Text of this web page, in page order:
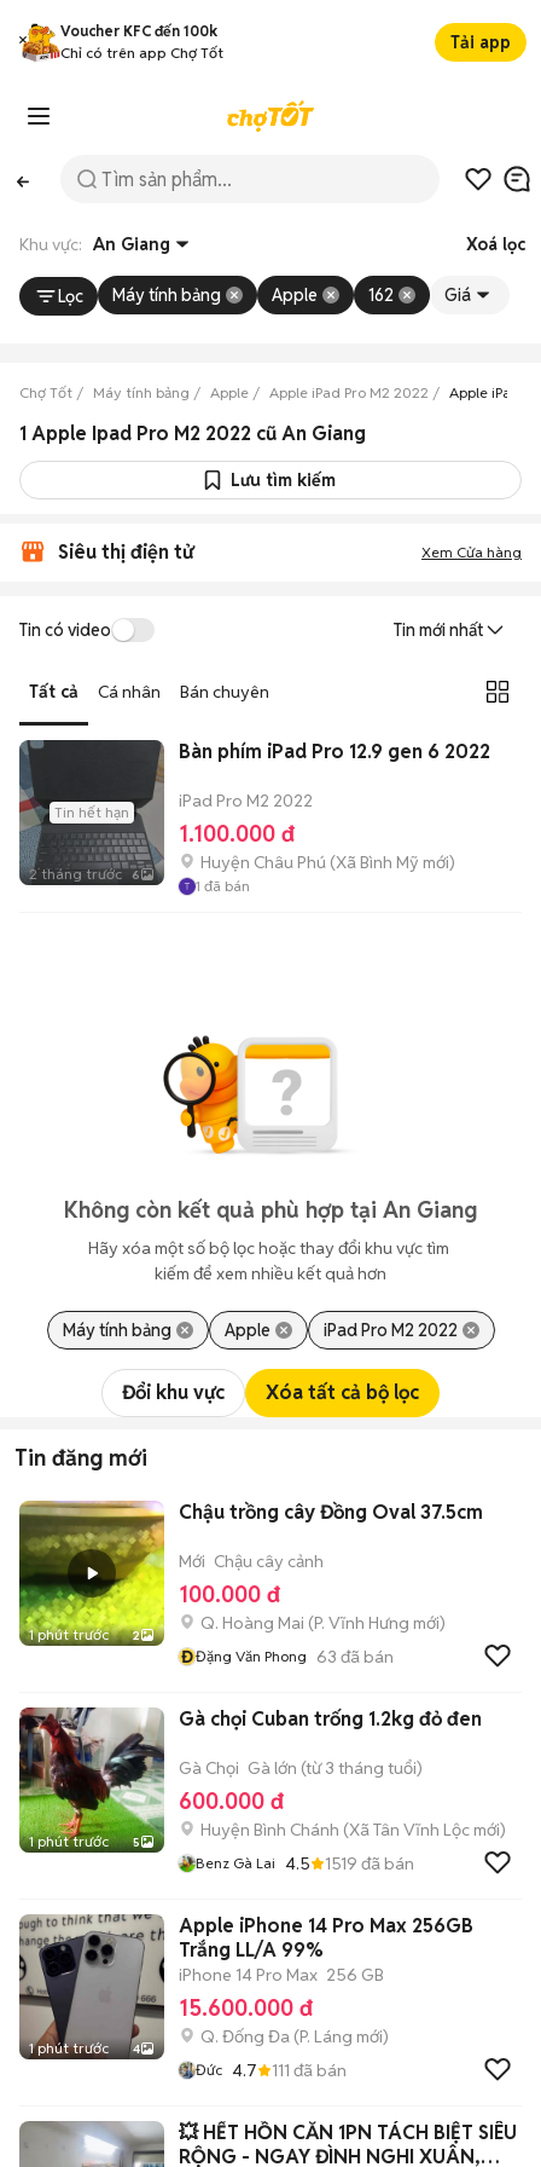
Voucher KFC đến 100k
Chỉ có trên app Chợ Tốt
Tải app
Khu vực: An Giang Xoá lọc
Lọc Máy tính bảng Apple 162 Giá
Chợ Tốt Máy tính bảng Apple Apple iPad Pro M2 2022 Apple iPad
1 Apple Ipad Pro M2 2022 cũ An Giang
Lưu tìm kiếm
Siêu thị điện tử Xem Cửa hàng
Tin có video Tin mới nhất
Tất cả Cá nhân Bán chuyên
Tin hết hạn
2 tháng trước 6
Bàn phím iPad Pro 12.9 gen 6 2022
iPad Pro M2 2022
1.100.000 đ
Huyện Châu Phú (Xã Bình Mỹ mới)
1 đã bán
Không còn kết quả phù hợp tại An Giang
Hãy xóa một số bộ lọc hoặc thay đổi khu vực tìm
kiếm để xem nhiều kết quả hơn
Máy tính bảng Apple iPad Pro M2 2022
Đổi khu vực Xóa tất cả bộ lọc
Tin đăng mới
1 phút trước 2
Chậu trồng cây Đồng Oval 37.5cm
Mới Chậu cây cảnh
100.000 đ
Q. Hoàng Mai (P. Vĩnh Hưng mới)
ĐĐặng Văn Phong 63 đã bán
1 phút trước 5
Gà chọi Cuban trống 1.2kg đỏ đen
Gà Chọi Gà lớn (từ 3 tháng tuổi)
600.000 đ
Huyện Bình Chánh (Xã Tân Vĩnh Lộc mới)
Benz Gà Lai 4.5 1519 đã bán
1 phút trước 4
Apple iPhone 14 Pro Max 256GB
Trắng LL/A 99%
iPhone 14 Pro Max 256 GB
15.600.000 đ
Q. Đống Đa (P. Láng mới)
Đức 4.7 111 đã bán
💥 HẾT HỒN CĂN 1PN TÁCH BIỆT SIÊU
RỘNG - NGAY ĐÌNH NGHI XUÂN,